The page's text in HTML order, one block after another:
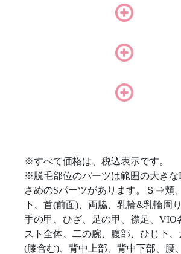
※すべて価格は、税込表示です。
※脱毛部位のパーツは範囲の大き
さめのSパーツがあります。Ｓ⇒頬
下、首(前面)、両脇、乳輪&乳輪周
手の甲、ひざ、足の甲、襟足、
スト全体、二の腕、腹部、ひじ下
(膝含む)、背中上部、背中下部、